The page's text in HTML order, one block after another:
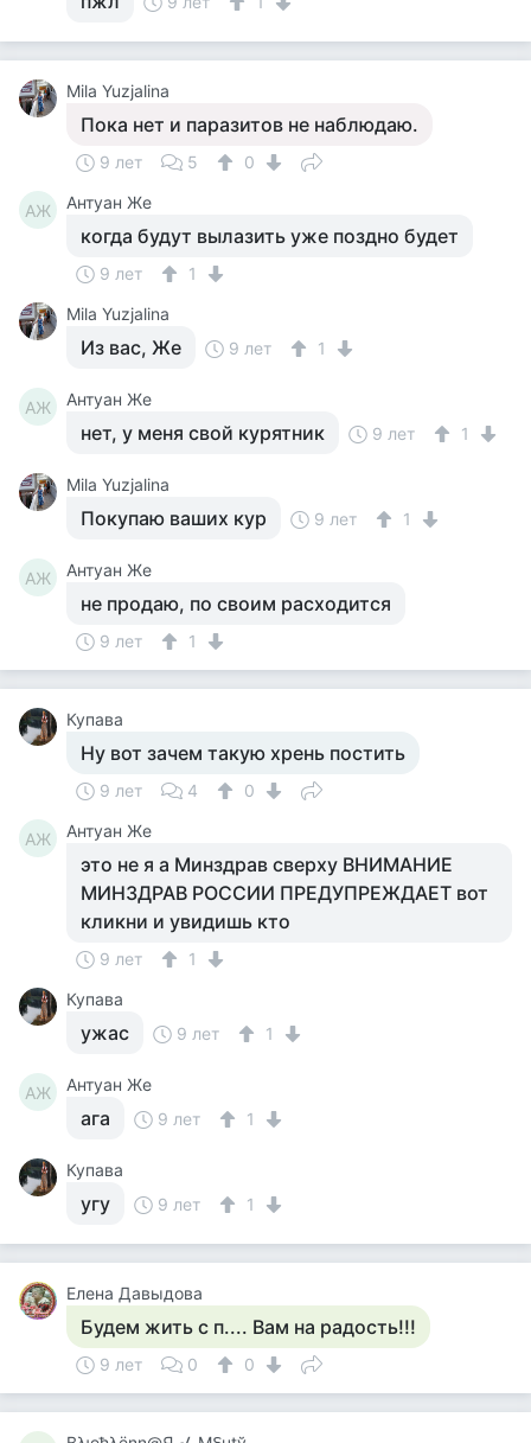
Mila Yuzjalina
Пока нет и паразитов не наблюдаю.
9 лет 5 0
АЖ Антуан Же
когда будут вылазить уже поздно будет
9 лет
1
Mila Yuzjalina
Из вас, Же 9 лет 1
АЖ Антуан Же
нет, у меня свой курятник 9 лет 1
Mila Yuzjalina
Покупаю ваших кур 9 лет 1
АЖ Антуан Же
не продаю, по своим расходится
9 лет 1
Купава
Ну вот зачем такую хрень постить
9 лет 4 0
АЖ Антуан Же
это не я а Минздрав сверху ВНИМАНИЕ
МИНЗДРАВ РОССИИ ПРЕДУПРЕЖДАЕТ вот
кликни и увидишь кто
9 лет
1
Купава
ужас 9 лет 1
АЖ Антуан Же
ага 9 лет 1
Купава
угу 9 лет 1
Елена Давыдова
Будем жить с п.... Вам на радость!!!
9 лет 0 0